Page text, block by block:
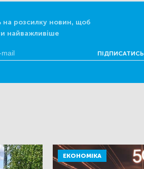
на розсилку новин, щоб
найважливіше
ПІДПИСАТИСЬ
ЕКОНОМІКА